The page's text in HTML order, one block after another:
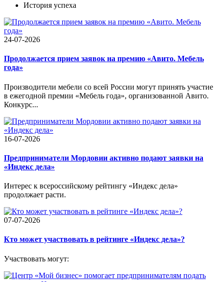
История успеха
24-07-2026
Продолжается прием заявок на премию «Авито. Мебель
года»
Производители мебели со всей России могут принять участие
в ежегодной премии «Мебель года», организованной Авито.
Конкурс...
16-07-2026
Предприниматели Мордовии активно подают заявки на
«Индекс дела»
Интерес к всероссийскому рейтингу «Индекс дела»
продолжает расти.
07-07-2026
Кто может участвовать в рейтинге «Индекс дела»?
Участвовать могут: